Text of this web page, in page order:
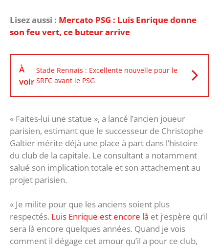
Lisez aussi : Mercato PSG : Luis Enrique donne
son feu vert, ce buteur arrive
À
voir
Stade Rennais : Excellente nouvelle pour le
SRFC avant le PSG
« Faites-lui une statue », a lancé l’ancien joueur
parisien, estimant que le successeur de Christophe
Galtier mérite déjà une place à part dans l’histoire
du club de la capitale. Le consultant a notamment
salué son implication totale et son attachement au
projet parisien.
« Je milite pour que les anciens soient plus
respectés. Luis Enrique est encore là et j’espère qu’il
sera là encore quelques années. Quand je vois
comment il dégage cet amour qu’il a pour ce club,